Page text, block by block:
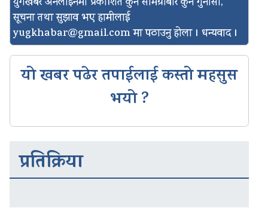
सूचना तथा सुझाव भए हामीलाई
yugkhabar@gmail.comमा पठाउनु होला । धन्यवाद ।
यो खबर पढेर तपाईलाई कस्तो महसुस
भयो ?
प्रतिक्रिया